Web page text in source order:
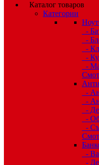
Каталог товаров
Категории
-
-
-
-
-
-
-
-
-
-
-
-